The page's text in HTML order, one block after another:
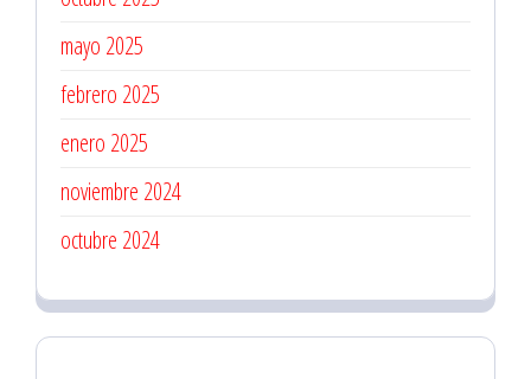
mayo 2025
febrero 2025
enero 2025
noviembre 2024
octubre 2024